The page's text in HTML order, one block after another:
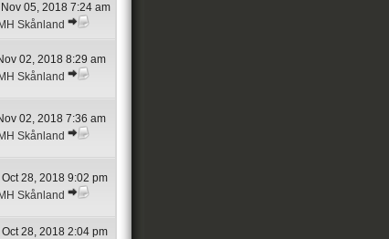
Nov 05, 2018 7:24 am
MH Skånland
02, 2018 8:29 am
MH Skånland
02, 2018 7:36 am
MH Skånland
28, 2018 9:02 pm
MH Skånland
28, 2018 2:04 pm